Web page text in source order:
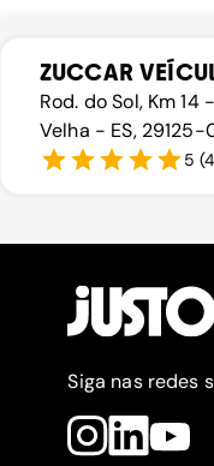
ZUCCAR
Rod. do Sol, Km
Velha - ES, 29125-
5 (
Siga nas redes